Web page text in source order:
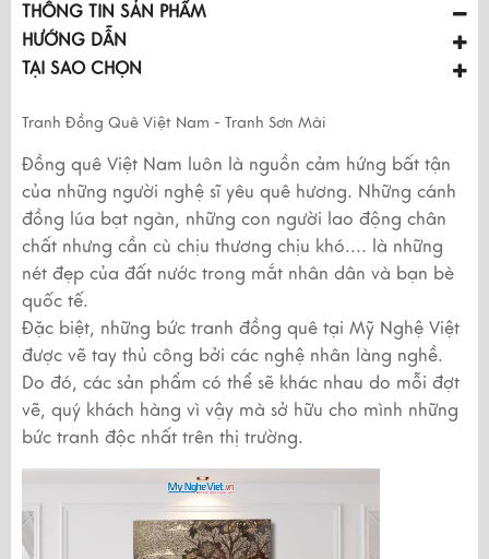
THÔNG TIN SẢN PHẨM
HƯỚNG DẪN
TẠI SAO CHỌN
Tranh Đồng Quê Việt Nam - Tranh Sơn Mài
Đồng quê Việt Nam luôn là nguồn cảm hứng bất tận
của những người nghệ sĩ yêu quê hương. Những cánh
đồng lúa bạt ngàn, những con người lao động chân
chất nhưng cần cù chịu thương chịu khó.... là những
nét đẹp của đất nước trong mắt nhân dân và bạn bè
quốc tế.
Đặc biệt, những bức tranh đồng quê tại Mỹ Nghệ Việt
được vẽ tay thủ công bởi các nghệ nhân làng nghề.
Do đó, các sản phẩm có thể sẽ khác nhau do mỗi đợt
vẽ, quý khách hàng vì vậy mà sở hữu cho mình những
bức tranh độc nhất trên thị trường.